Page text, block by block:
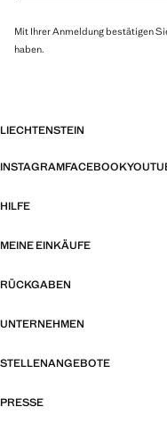
Mit Ihrer Anmeldung bestätigen
haben.
LIECHTENSTEIN
INSTAGRAMFACEBOOK
HILFE
MEINE EINKÄUFE
RÜCKGABEN
UNTERNEHMEN
STELLENANGEBOTE
PRESSE